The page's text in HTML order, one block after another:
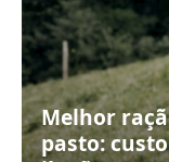
Melhor
pasto: